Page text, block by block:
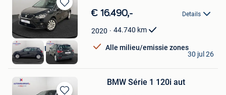
Bewaren
in
Mijn
Favorieten
€ 16.490,- Details
2020 44.740 km
Alle milieu/emissie zones
AUTOKRUISPUNT
Tielt
30 jul 26
BMW Série 1 120i aut